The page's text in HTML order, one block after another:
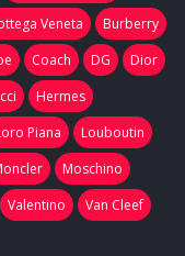
Veneta
Burberry
Coach DG
Dior
Hermes
Piana
Louboutin
Moschino
Valentino
Van Cleef